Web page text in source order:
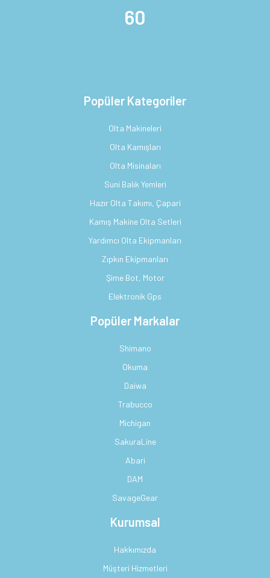
60
Popüler Kategoriler
Olta Makineleri
Olta Kamışları
Olta Misinaları
Suni Balık Yemleri
Hazır Olta Takımı, Çapari
Kamış Makine Olta Setleri
Yardımcı Olta Ekipmanları
Zıpkın Ekipmanları
Şime Bot, Motor
Elektronik Gps
Popüler Markalar
Shimano
Okuma
Daiwa
Trabucco
Michigan
SakuraLine
Abari
DAM
SavageGear
Kurumsal
Hakkımızda
Müşteri Hizmetleri